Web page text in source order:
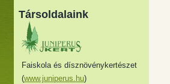
Társoldalaink
Faiskola és dísznövénykertészet
(www.juniperus.hu)